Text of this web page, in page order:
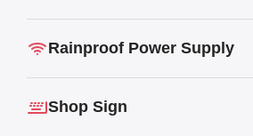
Rainproof Power Supply
Shop Sign